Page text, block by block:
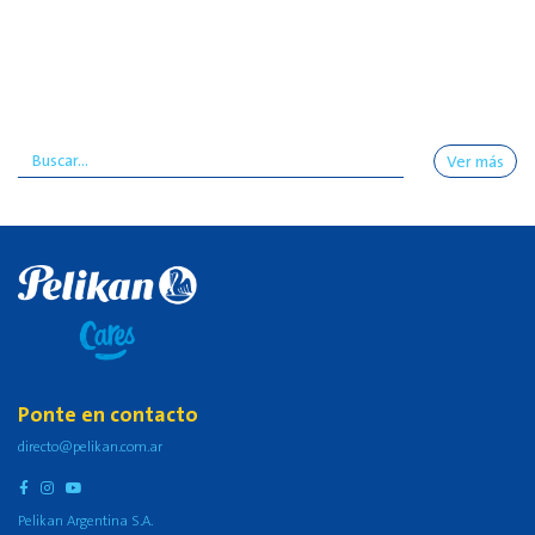
Ver más
Ponte en contacto
directo@pelikan.com.ar
Pelikan Argentina S.A.